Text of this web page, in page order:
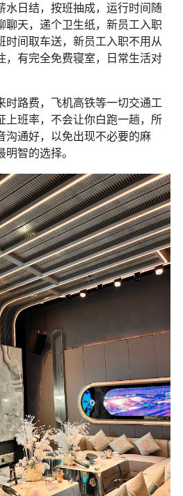
水日结，按班抽成，运行时间随
聊天，递个卫生纸，新员工入职
时间取车送，新员工入职不用从
，有完全免费寝室，日常生活对
时路费，飞机高铁等一切交通工
上班率，不会让你白跑一趟，所
沟通好，以免出现不必要的麻
智的选择。